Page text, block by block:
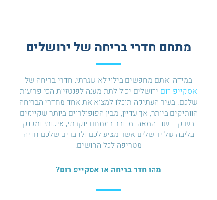
מתחם חדרי בריחה של ירושלים
במידה ואתם מחפשים בילוי לא שגרתי, חדרי בריחה של
אסקייפ רום ירושלים יכול לתת מענה לפנטזיות הכי פרועות
שלכם. בעיר העתיקה תוכלו למצוא את אחד מחדרי הבריחה
הוותיקים ביותר, אך עדיין, מבין הפופולריים ביותר שקיימים
בשוק – שוד המאה. מדובר במתחם יוקרתי, איכותי ומפנק
בליבה של ירושלים אשר מציע לכם ולחברים שלכם חוויה
מטריפה לכל החושים.
מהו חדר בריחה או אסקייפ רום?